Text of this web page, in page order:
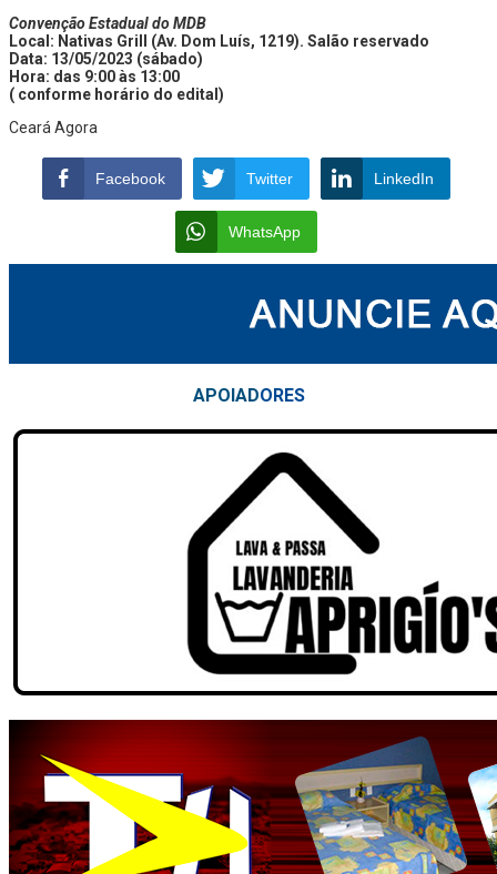
Convenção Estadual do MDB
Local: Nativas Grill (Av. Dom Luís, 1219). Salão reservado
Data: 13/05/2023 (sábado)
Hora: das 9:00 às 13:00
( conforme horário do edital)
Ceará Agora
Facebook Twitter LinkedIn
WhatsApp
APOIADORES